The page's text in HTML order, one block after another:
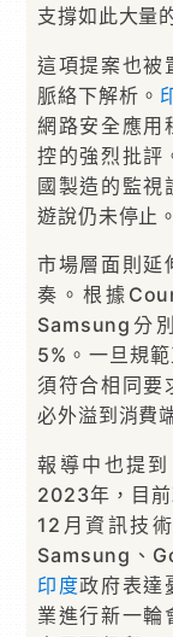
支撐如此大量
這項提案也被
脈絡下解析。
網路安全應用
控的強烈批評
國製造的監視
遊說仍未停止。
市場層面則延
奏。根據
Samsung分
5%。一旦規
須符合相同要
必外溢到消費
報導中也提
2023年，目前
12月資訊技
Samsung、
印度政府表達
業進行新一輪